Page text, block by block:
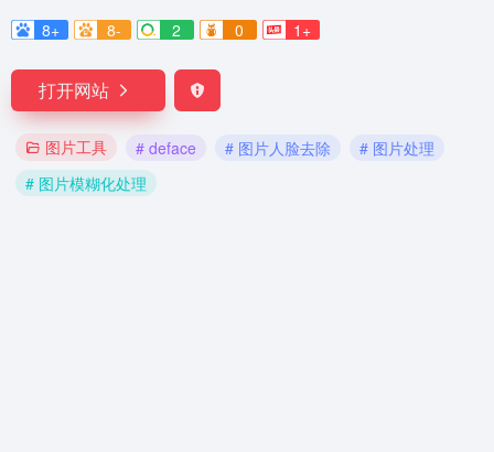
8+
8- 2 0 1+
打开网站
图片工具 # deface # 图片人脸去除
# 图片处理
# 图片模糊化处理